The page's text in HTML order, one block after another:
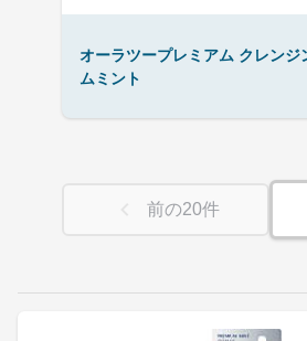
オーラツープレミアム クレン
ムミント
前の20件